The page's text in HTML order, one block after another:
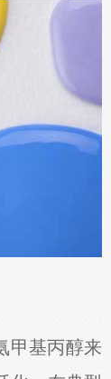
甲基丙醇来